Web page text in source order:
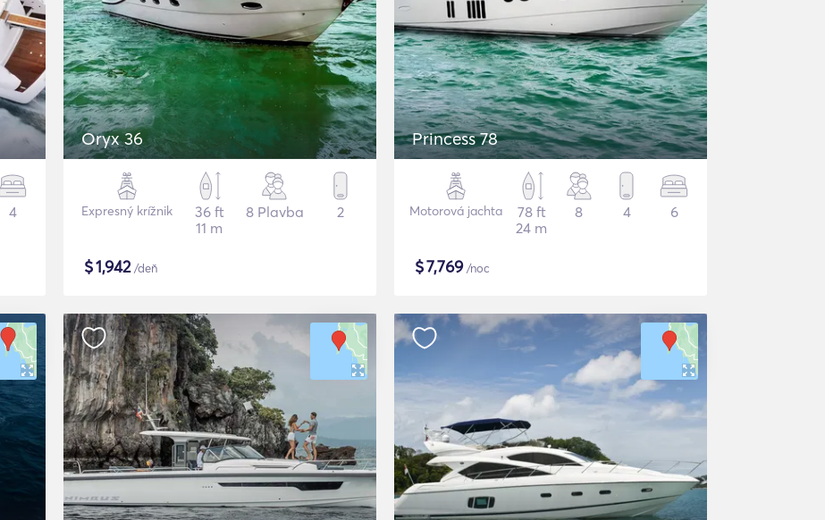
4
Oryx 36
Expresný krížnik
36 ft
11 m
8 Plavba 2
$1,942/deň
Princess 78
Motorová jachta
78 ft
24 m
8 4 6
$7,769/noc